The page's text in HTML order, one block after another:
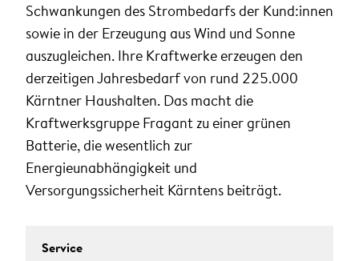
Schwankungen des Strombedarfs der Kund:innen
sowie in der Erzeugung aus Wind und Sonne
auszugleichen. Ihre Kraftwerke erzeugen den
derzeitigen Jahresbedarf von rund 225.000
Kärntner Haushalten. Das macht die
Kraftwerksgruppe Fragant zu einer grünen
Batterie, die wesentlich zur
Energieunabhängigkeit und
Versorgungssicherheit Kärntens beiträgt.
Service